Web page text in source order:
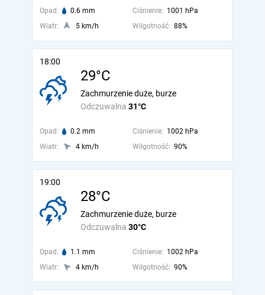
Opad: 0.6 mm Ciśnienie: 1001 hPa
Wiatr:
5 km/h Wilgotność: 88%
18:00
29°C
Odczuwalna 31°C
Zachmurzenie duże, burze
Opad: 0.2 mm Ciśnienie: 1002 hPa
Wiatr:
4 km/h Wilgotność: 90%
19:00
28°C
Odczuwalna 30°C
Zachmurzenie duże, burze
Opad: 1.1 mm Ciśnienie: 1002 hPa
Wiatr:
4 km/h Wilgotność: 90%